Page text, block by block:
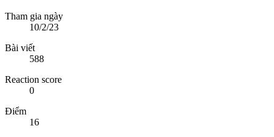
Tham gia ngày
10/2/23
Bài viết
588
Reaction score
0
Điểm
16